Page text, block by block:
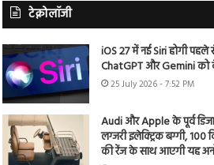
टेक्नोलॉजी
iOS 27 में नई Siri होगी पहले से
ChatGPT और Gemini को
25 July 2026 - 7:52 PM
Audi और Apple के पूर्व
लग्जरी इलेक्ट्रिक बग्गी, 100
की रेंज के साथ आएगी यह